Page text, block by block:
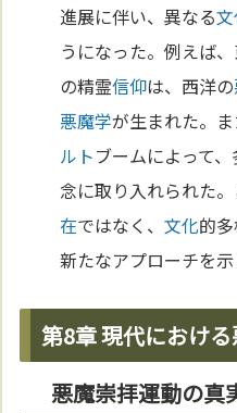
進展に伴い、異なる
うになった。例えば
の精霊信仰は、西洋の
悪魔学が生まれた。ま
ルトブームによって
念に取り入れられた
在ではなく、文化的
新たなアプローチを示
第8章 現代におけ
悪魔崇拝運動の真